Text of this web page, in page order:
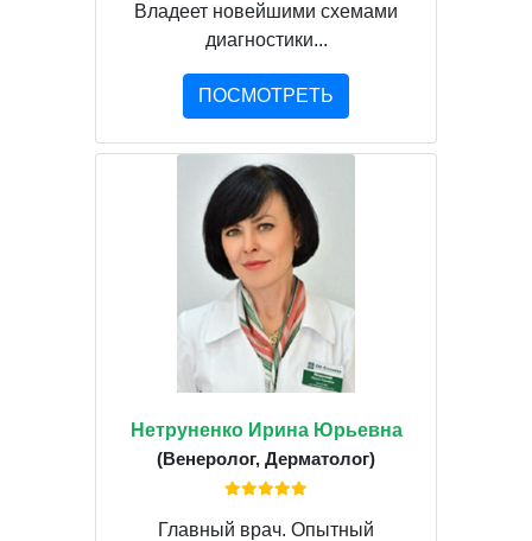
Владеет новейшими схемами
диагностики...
ПОСМОТРЕТЬ
Нетруненко Ирина Юрьевна
(Венеролог, Дерматолог)
Главный врач. Опытный